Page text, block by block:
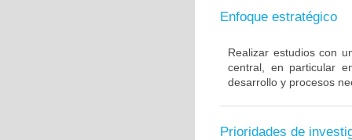
Enfoque estratégico
Realizar estudios con
central, en particular
desarrollo y procesos
Prioridades de